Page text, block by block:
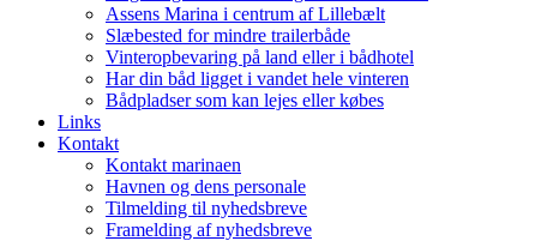
Assens Marina i centrum af Lillebælt
Slæbested for mindre trailerbåde
Vinteropbevaring på land eller i bådhotel
Har din båd ligget i vandet hele vinteren
Bådpladser som kan lejes eller købes
Links
Kontakt
Kontakt marinaen
Havnen og dens personale
Tilmelding til nyhedsbreve
Framelding af nyhedsbreve